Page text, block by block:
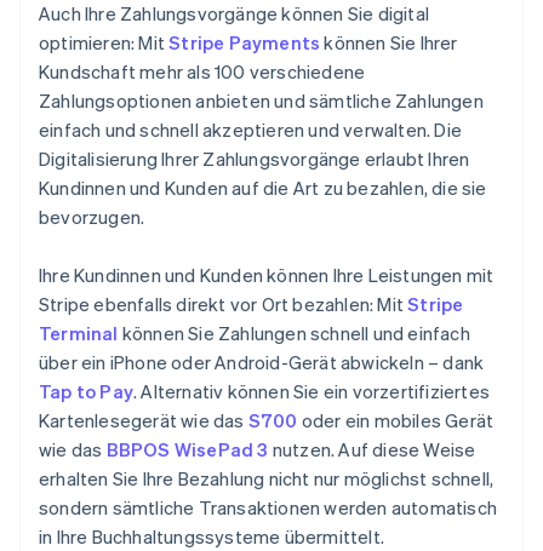
Auch Ihre Zahlungsvorgänge können Sie digital
optimieren: MitStripe Payments können Sie Ihrer
Kundschaft mehr als 100 verschiedene
Zahlungsoptionen anbieten und sämtliche Zahlungen
einfach und schnell akzeptieren und verwalten. Die
Digitalisierung Ihrer Zahlungsvorgänge erlaubt Ihren
Kundinnen und Kunden auf die Art zu bezahlen, die sie
bevorzugen.
Ihre Kundinnen und Kunden können Ihre Leistungen mit
Stripe ebenfalls direkt vor Ort bezahlen: MitStripe
Terminal können Sie Zahlungen schnell und einfach
über ein iPhone oder Android-Gerät abwickeln – dank
Tap to Pay. Alternativ können Sie ein vorzertifiziertes
Kartenlesegerät wie das S700 oder ein mobiles Gerät
wie das BBPOS WisePad 3 nutzen. Auf diese Weise
erhalten Sie Ihre Bezahlung nicht nur möglichst schnell,
sondern sämtliche Transaktionen werden automatisch
in Ihre Buchhaltungssysteme übermittelt.